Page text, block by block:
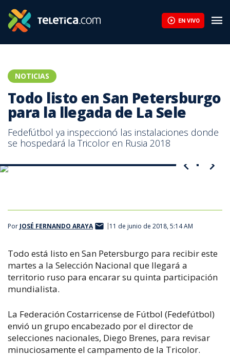
EN VIVO
NOTICIAS
Todo listo en San Petersburgo
para la llegada de La Sele
Fedefútbol ya inspeccionó las instalaciones donde
se hospedará la Tricolor en Rusia 2018
seleccionados
seleccionados
Por JOSÉ FERNANDO ARAYA 11 de junio de 2018, 5:14 AM
Todo está listo en San Petersburgo para recibir este
martes a la Selección Nacional que llegará a
territorio ruso para encarar su quinta participación
mundialista.
La Federación Costarricense de Fútbol (Fedefútbol)
envió un grupo encabezado por el director de
selecciones nacionales, Diego Brenes, para revisar
minuciosamente el campamento de la Tricolor.